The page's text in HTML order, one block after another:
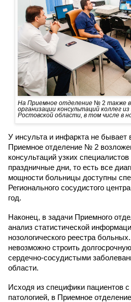
На Приемное отделение № 2 также
организации консультаций коллег
Ростовской области, в том числе в
У инсульта и инфаркта не
Приемное отделение № 2
консультаций узких
праздничные дни, то есть все
мощности больницы доступны
Регионального сосудистого
год.
Наконец, в задачи Приемного
анализ статистической
нозологического реестра
невозможно строить
сердечно-сосудистыми
области.
Исходя из специфики пациентов с
патологией, в Приемное